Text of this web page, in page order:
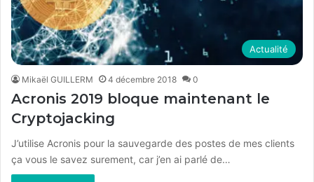
Actualité
Mikaël GUILLERM 4 décembre 2018 0
Acronis 2019 bloque maintenant le
Cryptojacking
J’utilise Acronis pour la sauvegarde des postes de mes clients
ça vous le savez surement, car j’en ai parlé de…